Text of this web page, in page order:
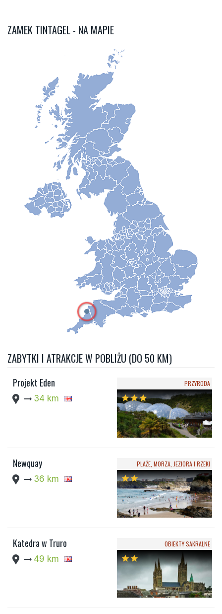
ZAMEK TINTAGEL - NA MAPIE
ZABYTKI I ATRAKCJE W POBLIŻU (DO 50 KM)
Projekt Eden
location_pin arrow_right_alt 34 km
PRZYRODA
starstarstar
Newquay
location_pin arrow_right_alt 36 km
PLAŻE, MORZA, JEZIORA I RZEKI
starstar
Katedra w Truro
location_pin arrow_right_alt 49 km
OBIEKTY SAKRALNE
starstar